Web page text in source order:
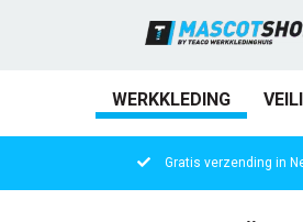
WERKKLEDING
Gratis verzending in